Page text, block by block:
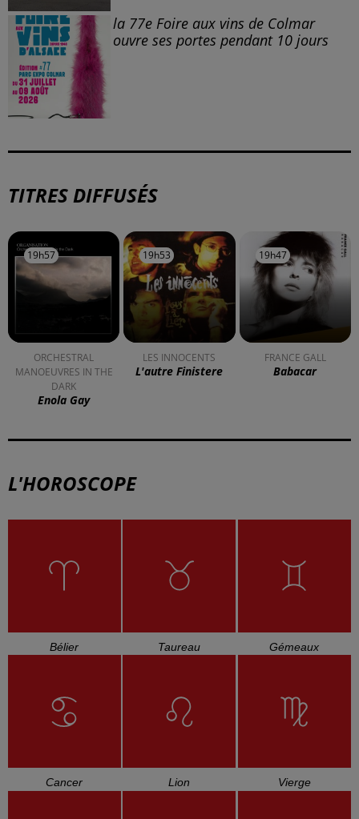
la 77e Foire aux vins de Colmar
ouvre ses portes pendant 10 jours
TITRES DIFFUSÉS
19h57
19h57
ORCHESTRAL
MANOEUVRES IN THE
DARK
Enola Gay
19h53
19h53
LES INNOCENTS
L'autre Finistere
19h47
19h47
FRANCE GALL
Babacar
L'HOROSCOPE
Bélier Taureau Gémeaux
Cancer Lion Vierge